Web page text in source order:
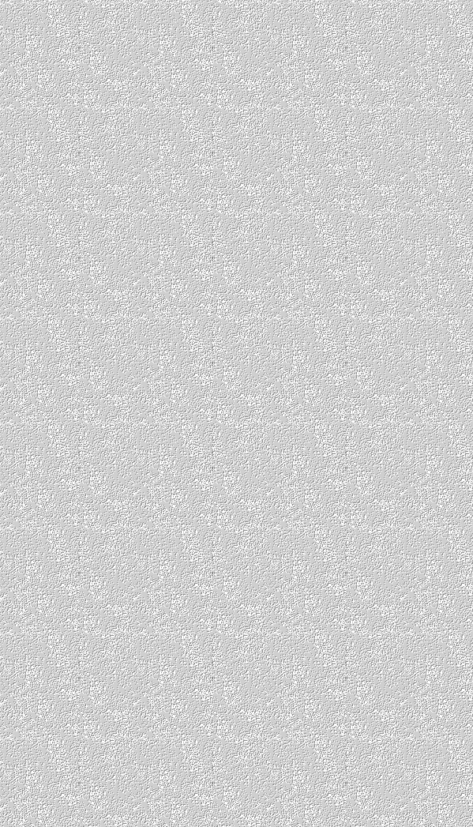
escort kayapınar escort
yenişehir escort düzce escort
akçakoca escort gölyaka
escort kaynaşlı escort edirne
escort ipsala escort keşan
escort uzunköprü escort
erzincan escort refahiye escort
tercan escort üzümlü escort
erzurum escort aziziye escort
palandöken escort yakutiye
escort eskişehir escort
odunpazarı escort sivrihisar
escort tepebaşı escort
gaziantep escort nizip escort
şahinbey escort şehitkamil
escort giresun escort bulancak
escort espiye escort tirebolu
escort gümüşhane escort kelkit
escort kürtün escort şiran
escort hatay escort antakya
escort defne escort iskenderun
escort ısparta escort eğirdir
escort şarkikaraağaç escort
yalvaç escort istanbul escort
bağcılar escort esenyurt escort
küçükçekmece escort izmir
escort bornava escort buca
escort karabağlar escort
kahramanmaraşdulkadiroğlu
elbistanonikişubatkarabük
eskipazarsafranboluyenice
karamanayrancıermenek
sarıvelilerkarskağızman
sarıkamışselimkastamonu
cidetaşköprütosyakayseri
kocasinanmelikgazitalaskilis
elbeylimusabeylipolateli
kırıkkaledelicekeskin
yahşihankırklarelibabaeski
lüleburgazvizekırşehir
çiçekdağıkamanmucur
kocaelidarıcagebzeizmit
konya escort karatay escort
meram escort selçuklu escort
kütahya escort gediz escort
simav escort tavşanlı escort
malatya escort battalgazi
escort doğanşehir escort
yeşilyurt escort manisa escort
akhisar escort yunusemre
escort mardin escort artuklu
escort kızıltepe escort midyat
escort muğlabodrum escort
fethiye escort milas escort
nevşehir escort avanos escort
gülşehir escort ürgüp escort
nevşehir masaj avanos masaj
gülşehir masaj ürgüp masaj
niğde escort bor escort çiftlik
escort ulukışla escort ordu
escort altınordu escort fatsa
escort ünye escort osmaniye
escort bahçe escort düziçi
escort kadirli escort sakarya
escort adapazarı escort akyazı
escort serdivan escort samsun
escort atakum escort bafra
escort ilkadım escort sinop
escort ayancık escort boyabat